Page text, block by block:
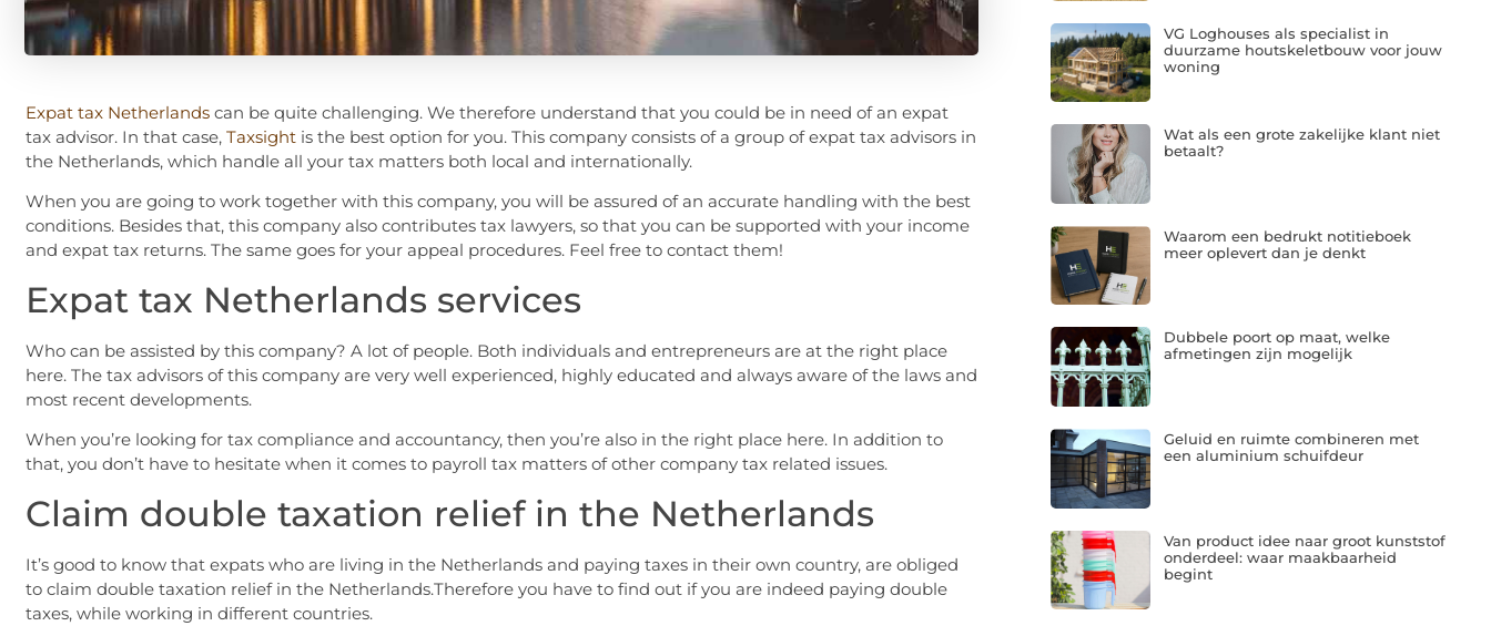
Expat tax Netherlands can be quite challenging. We therefore understand that you could be in need of an expat
tax advisor. In that case, Taxsight is the best option for you. This company consists of a group of expat tax advisors in
the Netherlands, which handle all your tax matters both local and internationally.
When you are going to work together with this company, you will be assured of an accurate handling with the best
conditions. Besides that, this company also contributes tax lawyers, so that you can be supported with your income
and expat tax returns. The same goes for your appeal procedures. Feel free to contact them!
Expat tax Netherlands services
Who can be assisted by this company? A lot of people. Both individuals and entrepreneurs are at the right place
here. The tax advisors of this company are very well experienced, highly educated and always aware of the laws and
most recent developments.
When you’re looking for tax compliance and accountancy, then you’re also in the right place here. In addition to
that, you don’t have to hesitate when it comes to payroll tax matters of other company tax related issues.
Claim double taxation relief in the Netherlands
It’s good to know that expats who are living in the Netherlands and paying taxes in their own country, are obliged
to claim double taxation relief in the Netherlands.Therefore you have to find out if you are indeed paying double
taxes, while working in different countries.
VG Loghouses als specialist in
duurzame houtskeletbouw voor jouw
woning
Wat als een grote zakelijke klant niet
betaalt?
Waarom een bedrukt notitieboek
meer oplevert dan je denkt
Dubbele poort op maat, welke
afmetingen zijn mogelijk
Geluid en ruimte combineren met
een aluminium schuifdeur
Van product idee naar groot kunststof
onderdeel: waar maakbaarheid
begint